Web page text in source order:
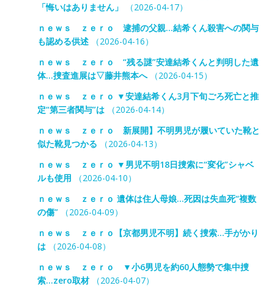
「悔いはありません」
（2026-04-17）
ｎｅｗｓ ｚｅｒｏ 逮捕の父親…結希くん殺害への関与
も認める供述（2026-04-16）
ｎｅｗｓ ｚｅｒｏ “残る謎”安達結希くんと判明した遺
体…捜査進展は▽藤井熊本へ（2026-04-15）
ｎｅｗｓ ｚｅｒｏ ▼安達結希くん3月下旬ごろ死亡と推
定“第三者関与”は（2026-04-14）
ｎｅｗｓ ｚｅｒｏ 新展開】不明男児が履いていた靴と
似た靴見つかる （2026-04-13）
ｎｅｗｓ ｚｅｒｏ ▼男児不明18日捜索に“変化”シャベ
ルも使用 （2026-04-10）
ｎｅｗｓ ｚｅｒｏ 遺体は住人母娘…死因は失血死“複数
の傷”（2026-04-09）
ｎｅｗｓ ｚｅｒｏ【京都男児不明】続く捜索…手がかり
は（2026-04-08）
ｎｅｗｓ ｚｅｒｏ ▼小6男児を約60人態勢で集中捜
索…zero取材（2026-04-07）